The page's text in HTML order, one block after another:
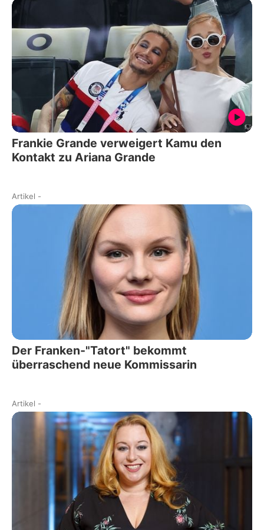
Frankie Grande verweigert Kamu den
Kontakt zu Ariana Grande
Artikel -
Der Franken-"Tatort" bekommt
überraschend neue Kommissarin
Artikel -